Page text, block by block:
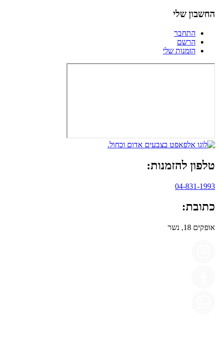
החשבון שלי
התחבר
הרשם
הזמנות שלי
טלפון להזמנות:
04-831-1993
כתובת:
אופקים 18, נשר